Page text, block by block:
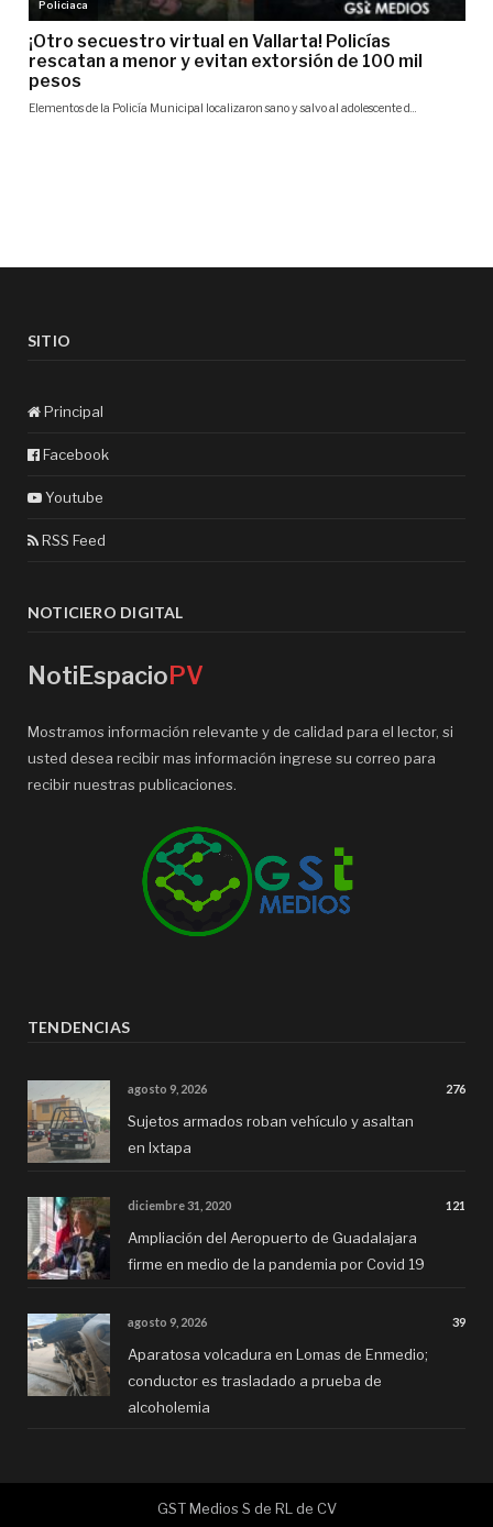
SITIO
Principal
Facebook
Youtube
RSS Feed
NOTICIERO DIGITAL
NotiEspacioPV
Mostramos información relevante y de calidad para el lector, si
usted desea recibir mas información ingrese su correo para
recibir nuestras publicaciones.
TENDENCIAS
agosto 9, 2026 276
Sujetos armados roban vehículo y asaltan
en Ixtapa
diciembre 31, 2020 121
Ampliación del Aeropuerto de Guadalajara
firme en medio de la pandemia por Covid 19
agosto 9, 2026 39
Aparatosa volcadura en Lomas de Enmedio;
conductor es trasladado a prueba de
alcoholemia
GST Medios S de RL de CV